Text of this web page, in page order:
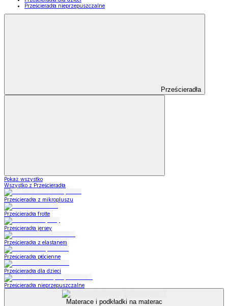
Prześcieradła nieprzepuszczalne
Prześcieradła
Pokaż wszystko
Wszystko z Prześcieradła
Prześcieradła z mikropluszu
Prześcieradła frotte
Prześcieradła jersey
Prześcieradła z elastanem
Prześcieradła płócienne
Prześcieradła dla dzieci
Prześcieradła nieprzepuszczalne
Materace i podkładki na materac